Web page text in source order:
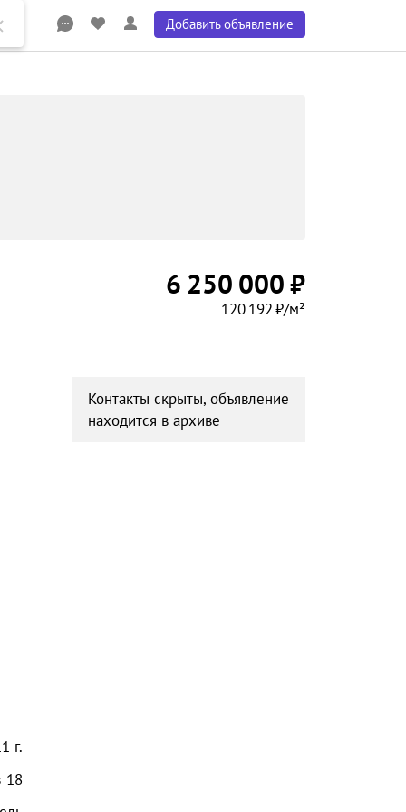
Добавить объявление
6 250 000 ₽
120 192 ₽/м²
г.
18
Контакты скрыты, объявление
находится в архиве